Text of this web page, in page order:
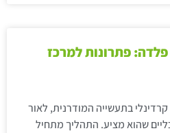
פתרונות למרכז
בתעשייה המודרנית, לאור
שהוא מציע. התהליך מתחיל